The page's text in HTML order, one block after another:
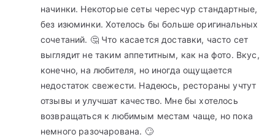
начинки. Некоторые сеты чересчур стандартные,
без изюминки. Хотелось бы больше оригинальных
сочетаний. 🤔 Что касается доставки, часто сет
выглядит не таким аппетитным, как на фото. Вкус,
конечно, на любителя, но иногда ощущается
недостаток свежести. Надеюсь, рестораны учтут
отзывы и улучшат качество. Мне бы хотелось
возвращаться к любимым местам чаще, но пока
немного разочарована. 🙄